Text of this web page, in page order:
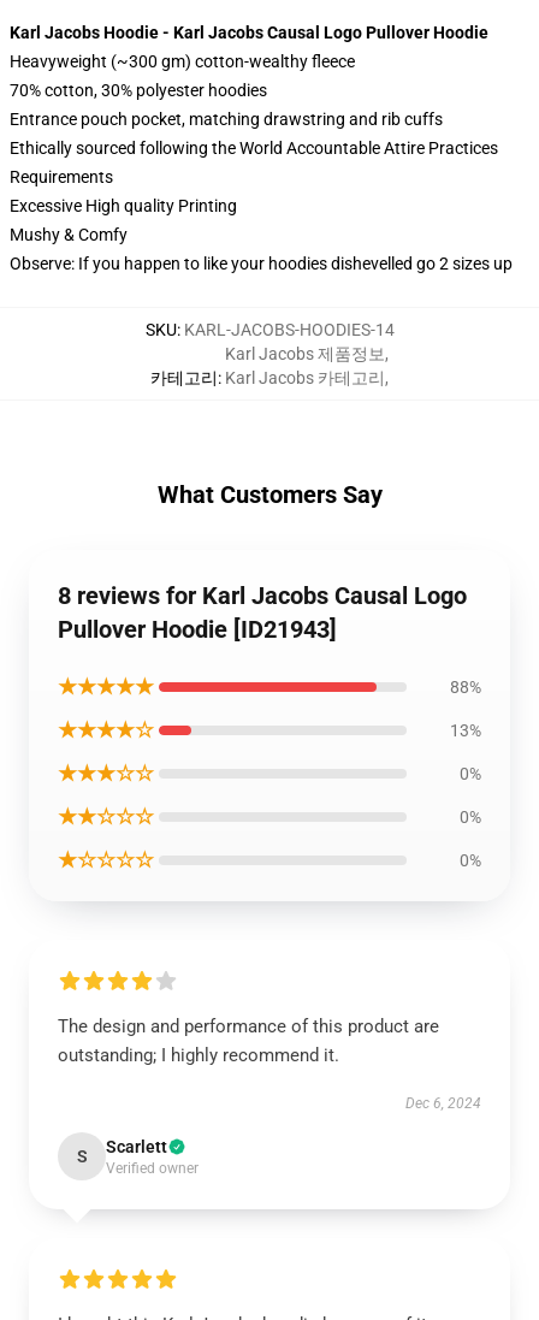
Karl Jacobs Hoodie - Karl Jacobs Causal Logo Pullover Hoodie
Heavyweight (~300 gm) cotton-wealthy fleece
70% cotton, 30% polyester hoodies
Entrance pouch pocket, matching drawstring and rib cuffs
Ethically sourced following the World Accountable Attire Practices
Requirements
Excessive High quality Printing
Mushy & Comfy
Observe: If you happen to like your hoodies dishevelled go 2 sizes up
SKU: KARL-JACOBS-HOODIES-14
카테고리:
Karl Jacobs 제품정보,
Karl Jacobs 카테고리,
What Customers Say
8 reviews for Karl Jacobs Causal Logo
Pullover Hoodie [ID21943]
★★★★★ 88%
★★★★☆ 13%
★★★☆☆ 0%
★★☆☆☆ 0%
★☆☆☆☆ 0%
The design and performance of this product are
outstanding; I highly recommend it.
Dec 6, 2024
S Scarlett
Verified owner